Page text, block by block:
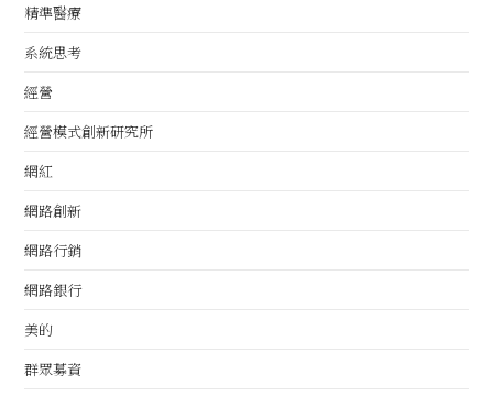
精準醫療
系統思考
經營
經營模式創新研究所
網紅
網路創新
網路行銷
網路銀行
美的
群眾募資